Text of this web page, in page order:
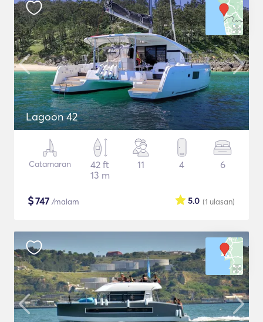
Lagoon 42
Catamaran
42 ft
13 m
11 4 6
$747 /malam (1 ulasan)
5.0